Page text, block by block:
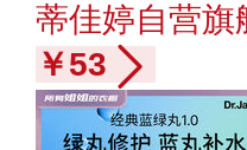
蒂佳婷自营旗
￥53